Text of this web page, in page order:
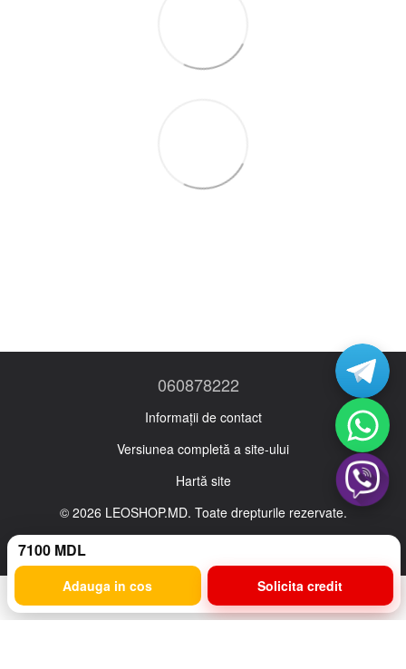
060878222
Informații de contact
Versiunea completă a site-ului
Hartă site
© 2026 LEOSHOP.MD. Toate drepturile rezervate.
Ro Ru
Magazin online creat cu Horoshop
7100 MDL
Adauga in cos Solicita credit